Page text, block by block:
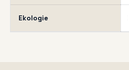
Ekologie